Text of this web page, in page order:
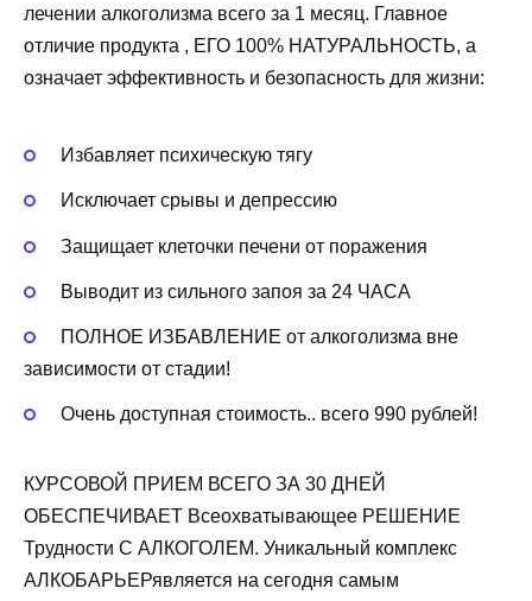
лечении алкоголизма всего за 1 месяц. Главное
отличие продукта , ЕГО 100% НАТУРАЛЬНОСТЬ, а
означает эффективность и безопасность для жизни:
Избавляет психическую тягу
Исключает срывы и депрессию
Защищает клеточки печени от поражения
Выводит из сильного запоя за 24 ЧАСА
ПОЛНОЕ ИЗБАВЛЕНИЕ от алкоголизма вне
зависимости от стадии!
Очень доступная стоимость.. всего 990 рублей!
КУРСОВОЙ ПРИЕМ ВСЕГО ЗА 30 ДНЕЙ
ОБЕСПЕЧИВАЕТ Всеохватывающее РЕШЕНИЕ
Трудности С АЛКОГОЛЕМ. Уникальный комплекс
АЛКОБАРЬЕРявляется на сегодня самым